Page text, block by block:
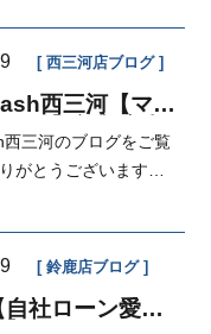
西三河店ブログ
西三河【マイ
西三河のブログをご覧
がとうございます。
鈴鹿店ブログ
社ローン愛